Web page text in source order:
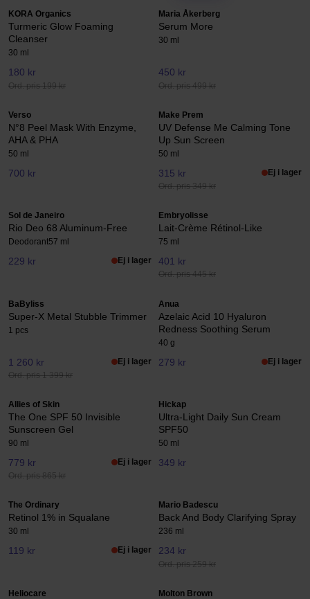
KORA Organics
Turmeric Glow Foaming
Cleanser
30 ml
180 kr
Ord. pris 199 kr
Maria Åkerberg
Serum More
30 ml
450 kr
Ord. pris 499 kr
Verso
N°8 Peel Mask With Enzyme,
AHA & PHA
50 ml
700 kr
Make Prem
UV Defense Me Calming Tone
Up Sun Screen
50 ml
315 kr
Ord. pris 349 kr
Ej i lager
Sol de Janeiro
Rio Deo 68 Aluminum-Free
Deodorant57 ml
229 kr Ej i lager
Embryolisse
Lait-Crème Rétinol-Like
75 ml
401 kr
Ord. pris 445 kr
BaByliss
Super-X Metal Stubble Trimmer
1 pcs
1 260 kr
Ord. pris 1 399 kr
Ej i lager
Anua
Azelaic Acid 10 Hyaluron
Redness Soothing Serum
40 g
279 kr Ej i lager
Allies of Skin
The One SPF 50 Invisible
Sunscreen Gel
90 ml
779 kr
Ord. pris 865 kr
Ej i lager
Hickap
Ultra-Light Daily Sun Cream
SPF50
50 ml
349 kr
The Ordinary
Retinol 1% in Squalane
30 ml
119 kr Ej i lager
Mario Badescu
Back And Body Clarifying Spray
236 ml
234 kr
Ord. pris 259 kr
Heliocare Molton Brown